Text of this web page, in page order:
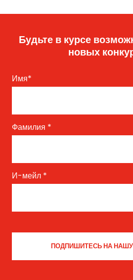
Будьте в курсе
новых
Имя*
Фамилия *
И-мейл *